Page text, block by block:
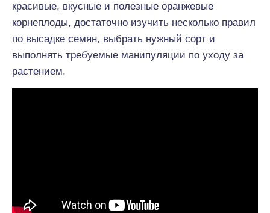
красивые, вкусные и полезные оранжевые
корнеплоды, достаточно изучить несколько правил
по высадке семян, выбрать нужный сорт и
выполнять требуемые манипуляции по уходу за
растением.